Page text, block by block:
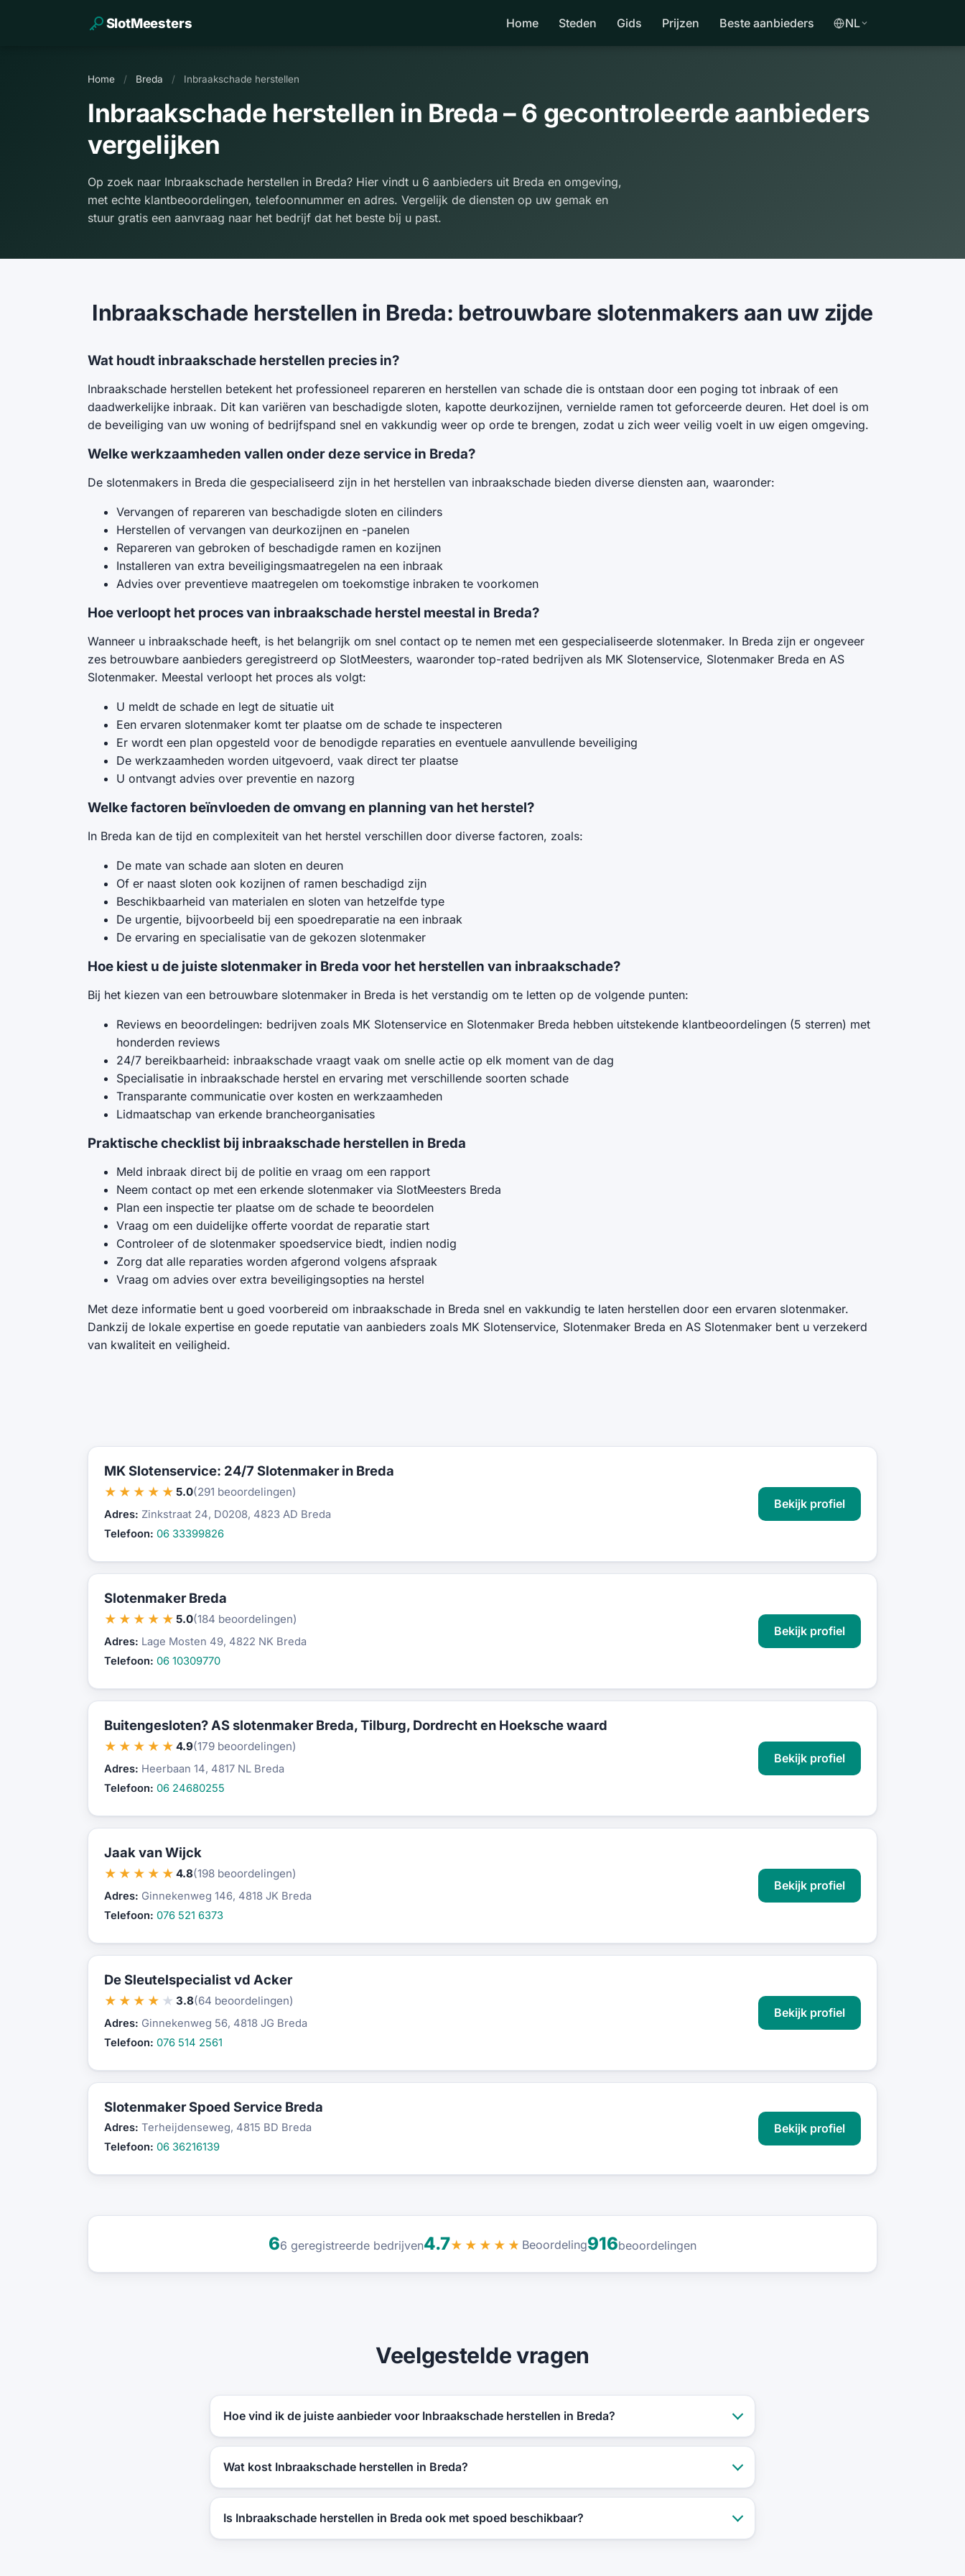
SlotMeesters Home Steden Gids Prijzen Beste aanbieders NL
Home / Breda / Inbraakschade herstellen
Inbraakschade herstellen in Breda – 6 gecontroleerde aanbieders
vergelijken
Op zoek naar Inbraakschade herstellen in Breda? Hier vindt u 6 aanbieders uit Breda en omgeving,
met echte klantbeoordelingen, telefoonnummer en adres. Vergelijk de diensten op uw gemak en
stuur gratis een aanvraag naar het bedrijf dat het beste bij u past.
Inbraakschade herstellen in Breda: betrouwbare slotenmakers aan uw zijde
Wat houdt inbraakschade herstellen precies in?
Inbraakschade herstellen betekent het professioneel repareren en herstellen van schade die is ontstaan door een poging tot inbraak of een
daadwerkelijke inbraak. Dit kan variëren van beschadigde sloten, kapotte deurkozijnen, vernielde ramen tot geforceerde deuren. Het doel is om
de beveiliging van uw woning of bedrijfspand snel en vakkundig weer op orde te brengen, zodat u zich weer veilig voelt in uw eigen omgeving.
Welke werkzaamheden vallen onder deze service in Breda?
De slotenmakers in Breda die gespecialiseerd zijn in het herstellen van inbraakschade bieden diverse diensten aan, waaronder:
Vervangen of repareren van beschadigde sloten en cilinders
Herstellen of vervangen van deurkozijnen en -panelen
Repareren van gebroken of beschadigde ramen en kozijnen
Installeren van extra beveiligingsmaatregelen na een inbraak
Advies over preventieve maatregelen om toekomstige inbraken te voorkomen
Hoe verloopt het proces van inbraakschade herstel meestal in Breda?
Wanneer u inbraakschade heeft, is het belangrijk om snel contact op te nemen met een gespecialiseerde slotenmaker. In Breda zijn er ongeveer
zes betrouwbare aanbieders geregistreerd op SlotMeesters, waaronder top-rated bedrijven als MK Slotenservice, Slotenmaker Breda en AS
Slotenmaker. Meestal verloopt het proces als volgt:
U meldt de schade en legt de situatie uit
Een ervaren slotenmaker komt ter plaatse om de schade te inspecteren
Er wordt een plan opgesteld voor de benodigde reparaties en eventuele aanvullende beveiliging
De werkzaamheden worden uitgevoerd, vaak direct ter plaatse
U ontvangt advies over preventie en nazorg
Welke factoren beïnvloeden de omvang en planning van het herstel?
In Breda kan de tijd en complexiteit van het herstel verschillen door diverse factoren, zoals:
De mate van schade aan sloten en deuren
Of er naast sloten ook kozijnen of ramen beschadigd zijn
Beschikbaarheid van materialen en sloten van hetzelfde type
De urgentie, bijvoorbeeld bij een spoedreparatie na een inbraak
De ervaring en specialisatie van de gekozen slotenmaker
Hoe kiest u de juiste slotenmaker in Breda voor het herstellen van inbraakschade?
Bij het kiezen van een betrouwbare slotenmaker in Breda is het verstandig om te letten op de volgende punten:
Reviews en beoordelingen: bedrijven zoals MK Slotenservice en Slotenmaker Breda hebben uitstekende klantbeoordelingen (5 sterren) met
honderden reviews
24/7 bereikbaarheid: inbraakschade vraagt vaak om snelle actie op elk moment van de dag
Specialisatie in inbraakschade herstel en ervaring met verschillende soorten schade
Transparante communicatie over kosten en werkzaamheden
Lidmaatschap van erkende brancheorganisaties
Praktische checklist bij inbraakschade herstellen in Breda
Meld inbraak direct bij de politie en vraag om een rapport
Neem contact op met een erkende slotenmaker via SlotMeesters Breda
Plan een inspectie ter plaatse om de schade te beoordelen
Vraag om een duidelijke offerte voordat de reparatie start
Controleer of de slotenmaker spoedservice biedt, indien nodig
Zorg dat alle reparaties worden afgerond volgens afspraak
Vraag om advies over extra beveiligingsopties na herstel
Met deze informatie bent u goed voorbereid om inbraakschade in Breda snel en vakkundig te laten herstellen door een ervaren slotenmaker.
Dankzij de lokale expertise en goede reputatie van aanbieders zoals MK Slotenservice, Slotenmaker Breda en AS Slotenmaker bent u verzekerd
van kwaliteit en veiligheid.
MK Slotenservice: 24/7 Slotenmaker in Breda
★★★★★ 5.0(291 beoordelingen)
Adres: Zinkstraat 24, D0208, 4823 AD Breda
Telefoon: 06 33399826
Bekijk profiel
Slotenmaker Breda
★★★★★ 5.0(184 beoordelingen)
Adres: Lage Mosten 49, 4822 NK Breda
Telefoon: 06 10309770
Bekijk profiel
Buitengesloten? AS slotenmaker Breda, Tilburg, Dordrecht en Hoeksche waard
★★★★★ 4.9(179 beoordelingen)
Adres: Heerbaan 14, 4817 NL Breda
Telefoon: 06 24680255
Bekijk profiel
Jaak van Wijck
★★★★★ 4.8(198 beoordelingen)
Adres: Ginnekenweg 146, 4818 JK Breda
Telefoon: 076 521 6373
Bekijk profiel
De Sleutelspecialist vd Acker
★★★★★ 3.8(64 beoordelingen)
Adres: Ginnekenweg 56, 4818 JG Breda
Telefoon: 076 514 2561
Bekijk profiel
Slotenmaker Spoed Service Breda
Adres: Terheijdenseweg, 4815 BD Breda
Telefoon: 06 36216139
Bekijk profiel
66 geregistreerde bedrijven4.7★★★★★ Beoordeling916beoordelingen
Veelgestelde vragen
Hoe vind ik de juiste aanbieder voor Inbraakschade herstellen in Breda?
Wat kost Inbraakschade herstellen in Breda?
Is Inbraakschade herstellen in Breda ook met spoed beschikbaar?